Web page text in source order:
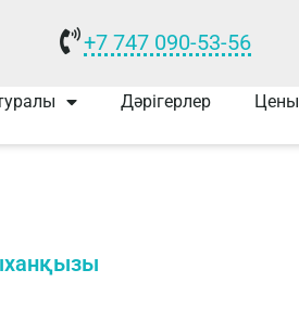
+7 747 090-53-56
Дәрігерлер Цены